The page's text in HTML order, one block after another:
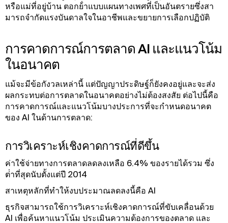
หรือแม่ที่อยู่บ้าน ตอกย้ําแบบแผนทางเพศที่เป็นอันตรายซึ่งสา
มารถจํากัดแรงบันดาลใจในอาชีพและขยายการเลือกปฏิบัติ
การคาดการณ์การตลาด AI และแนวโน้ม
ในอนาคต
แม้จะมีข้อกังวลเหล่านี้ แต่ปัญญาประดิษฐ์ก็ยังคงอยู่และจะส่ง
ผลกระทบต่อการตลาดในอนาคตอย่างไม่ต้องสงสัย ต่อไปนี้คือ
การคาดการณ์และแนวโน้มบางประการที่จะกําหนดอนาคต
ของ AI ในด้านการตลาด:
การวิเคราะห์เชิงคาดการณ์ที่ดีขึ้น
ค่าใช้จ่ายทางการตลาดลดลงเหลือ 6.4% ของรายได้รวม ซึ่ง
ต่ําที่สุดนับตั้งแต่ปี 2014
สาเหตุหลักที่ทําให้งบประมาณลดลงนี้คือ AI
ธุรกิจสามารถใช้การวิเคราะห์เชิงคาดการณ์ที่ขับเคลื่อนด้วย
AI เพื่อค้นหาแนวโน้ม ประเมินความต้องการของตลาด และ